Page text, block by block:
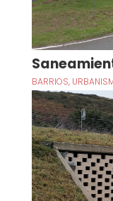
BARRIOS,